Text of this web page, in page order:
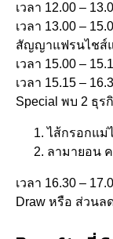
เวลา 12.00 –
เวลา 13.00 –
สัญญาแฟรนไชส์แ
เวลา 15.00 –
เวลา 15.15 –
Special พบ 2 ธุ
ไส้กรอกแม่
ลามายอน
เวลา 16.30 –
Draw หรือ ส่วนล